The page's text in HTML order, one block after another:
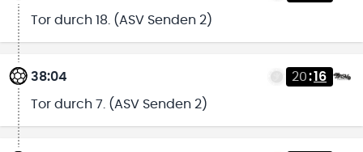
Tor durch 18. (ASV Senden 2)
38:04 20:16
Tor durch 7. (ASV Senden 2)